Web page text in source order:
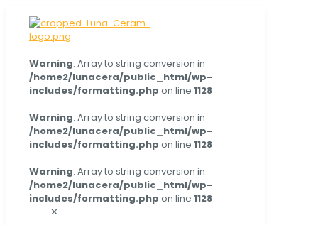
Warning: Array to string conversion in
/home2/lunacera/public_html/wp-
includes/formatting.php on line 1128
Warning: Array to string conversion in
/home2/lunacera/public_html/wp-
includes/formatting.php on line 1128
Warning: Array to string conversion in
/home2/lunacera/public_html/wp-
includes/formatting.php on line 1128
✕